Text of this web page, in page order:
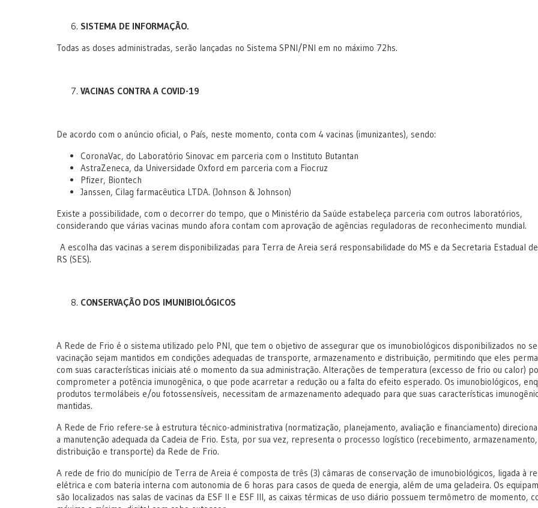
SISTEMA DE INFORMAÇÃO.
Todas as doses administradas, serão lançadas no Sistema SPNI/PNI em no máximo 72hs.
VACINAS CONTRA A COVID-19
De acordo com o anúncio oficial, o País, neste momento, conta com 4 vacinas (imunizantes), sendo:
CoronaVac, do Laboratório Sinovac em parceria com o Instituto Butantan
AstraZeneca, da Universidade Oxford em parceria com a Fiocruz
Pfizer, Biontech
Janssen, Cilag farmacêutica LTDA. (Johnson & Johnson)
Existe a possibilidade, com o decorrer do tempo, que o Ministério da Saúde estabeleça parceria com outros laboratórios,
considerando que várias vacinas mundo afora contam com aprovação de agências reguladoras de reconhecimento mundial.
A escolha das vacinas a serem disponibilizadas para Terra de Areia será responsabilidade do MS e da Secretaria Estadual
RS (SES).
CONSERVAÇÃO DOS IMUNIBIOLÓGICOS
A Rede de Frio é o sistema utilizado pelo PNI, que tem o objetivo de assegurar que os imunobiológicos disponibilizados no
vacinação sejam mantidos em condições adequadas de transporte, armazenamento e distribuição, permitindo que eles
com suas características iniciais até o momento da sua administração. Alterações de temperatura (excesso de frio ou calor)
comprometer a potência imunogênica, o que pode acarretar a redução ou a falta do efeito esperado. Os imunobiológicos,
produtos termolábeis e/ou fotossensíveis, necessitam de armazenamento adequado para que suas características
mantidas.
A Rede de Frio refere-se à estrutura técnico-administrativa (normatização, planejamento, avaliação e financiamento)
a manutenção adequada da Cadeia de Frio. Esta, por sua vez, representa o processo logístico (recebimento, armazenamento,
distribuição e transporte) da Rede de Frio.
A rede de frio do município de Terra de Areia é composta de três (3) câmaras de conservação de imunobiológicos, ligada à
elétrica e com bateria interna com autonomia de 6 horas para casos de queda de energia, além de uma geladeira. Os
são localizados nas salas de vacinas da ESF II e ESF III, as caixas térmicas de uso diário possuem termômetro de momento,